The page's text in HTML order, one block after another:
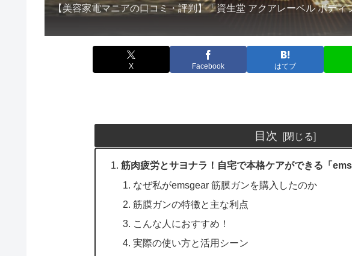
【美容家電マニアの口コミ・評判】「資生堂 アクアレーベル ボデ
X Facebook はてブ
目次
筋肉疲労とサヨナラ！自宅で本格ケアができる「
なぜ私がemsgear 筋膜ガンを購入したのか
筋膜ガンの特徴と主な利点
こんな人におすすめ！
実際の使い方と活用シーン